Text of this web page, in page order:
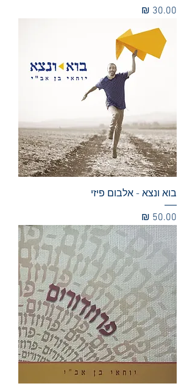
מחיר
בוא ונצא - אלבום פיזי
מחיר